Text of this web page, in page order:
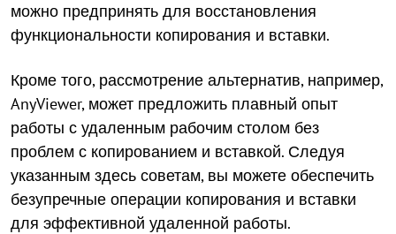
можно предпринять для восстановления
функциональности копирования и вставки.
Кроме того, рассмотрение альтернатив, например,
AnyViewer, может предложить плавный опыт
работы с удаленным рабочим столом без
проблем с копированием и вставкой. Следуя
указанным здесь советам, вы можете обеспечить
безупречные операции копирования и вставки
для эффективной удаленной работы.